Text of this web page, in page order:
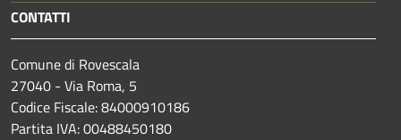
CONTATTI
Comune di Rovescala
27040 - Via Roma, 5
Codice Fiscale: 84000910186
Partita IVA: 00488450180